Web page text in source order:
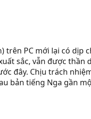
trên PC mới lại có dịp
sắc, vẫn được thần
đây. Chịu trách
bản tiếng Nga gần